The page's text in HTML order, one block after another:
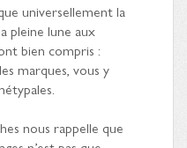
universellement la
pleine lune aux
bien compris :
marques, vous y
nous rappelle que